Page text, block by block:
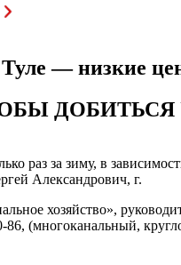
Туле — низкие
ДОБИТЬСЯ
раз за зиму, в
Александрович, г.
хозяйство»,
86, (многоканальный,